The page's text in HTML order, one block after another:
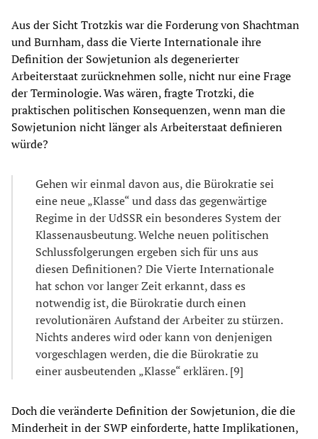
Aus der Sicht Trotzkis war die Forderung von Shachtman
und Burnham, dass die Vierte Internationale ihre
Definition der Sowjetunion als degenerierter
Arbeiterstaat zurücknehmen solle, nicht nur eine Frage
der Terminologie. Was wären, fragte Trotzki, die
praktischen politischen Konsequenzen, wenn man die
Sowjetunion nicht länger als Arbeiterstaat definieren
würde?
Gehen wir einmal davon aus, die Bürokratie sei
eine neue „Klasse“ und dass das gegenwärtige
Regime in der UdSSR ein besonderes System der
Klassenausbeutung. Welche neuen politischen
Schlussfolgerungen ergeben sich für uns aus
diesen Definitionen? Die Vierte Internationale
hat schon vor langer Zeit erkannt, dass es
notwendig ist, die Bürokratie durch einen
revolutionären Aufstand der Arbeiter zu stürzen.
Nichts anderes wird oder kann von denjenigen
vorgeschlagen werden, die die Bürokratie zu
einer ausbeutenden „Klasse“ erklären. [9]
Doch die veränderte Definition der Sowjetunion, die die
Minderheit in der SWP einforderte, hatte Implikationen,